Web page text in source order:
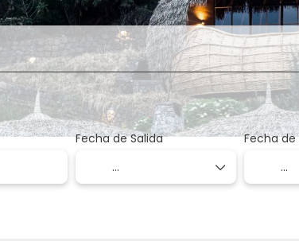
Hotel Traslados
Fecha de Salida Fecha